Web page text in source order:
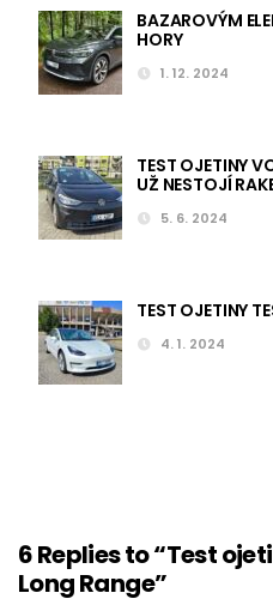
BAZAROVÝM
HORY
1. 12. 2024
TEST OJETINY
UŽ NESTOJÍ
5. 6. 2024
TEST OJETINY
4. 1. 2024
6 Replies to “Test
Long Range”